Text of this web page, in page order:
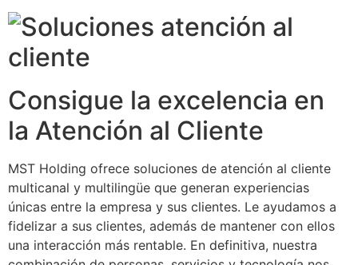
Consigue la excelencia en
la Atención al Cliente
MST Holding ofrece soluciones de atención al cliente
multicanal y multilingüe que generan experiencias
únicas entre la empresa y sus clientes. Le ayudamos a
fidelizar a sus clientes, además de mantener con ellos
una interacción más rentable. En definitiva, nuestra